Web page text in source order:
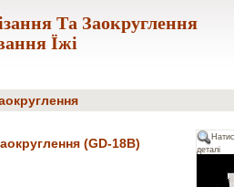
Та Заокруглення
Їжі
деталі
(GD-18B)